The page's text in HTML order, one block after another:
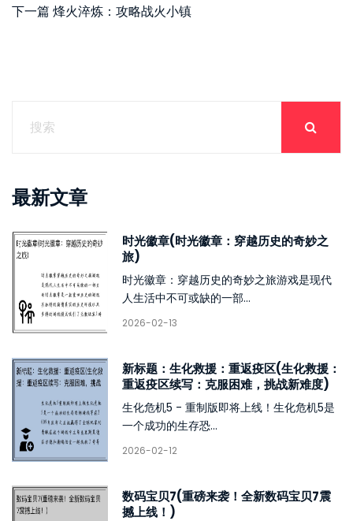
下一篇 烽火淬炼：攻略战火小镇
最新文章
时光徽章(时光徽章：穿越历史的奇妙之
旅)
时光徽章：穿越历史的奇妙之旅游戏是现代
人生活中不可或缺的一部...
2026-02-13
新标题：生化救援：重返疫区(生化救援：
重返疫区续写：克服困难，挑战新难度)
生化危机5 - 重制版即将上线！生化危机5是
一个成功的生存恐...
2026-02-12
数码宝贝7(重磅来袭！全新数码宝贝7震
撼上线！)